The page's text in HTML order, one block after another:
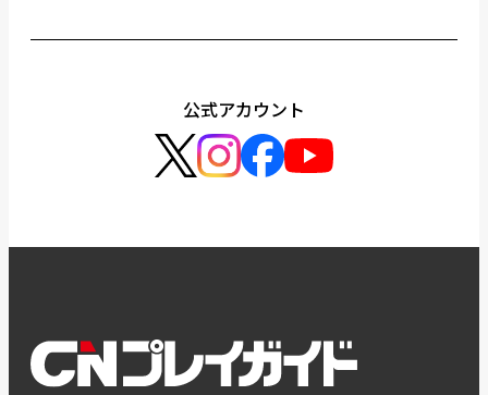
公式アカウント